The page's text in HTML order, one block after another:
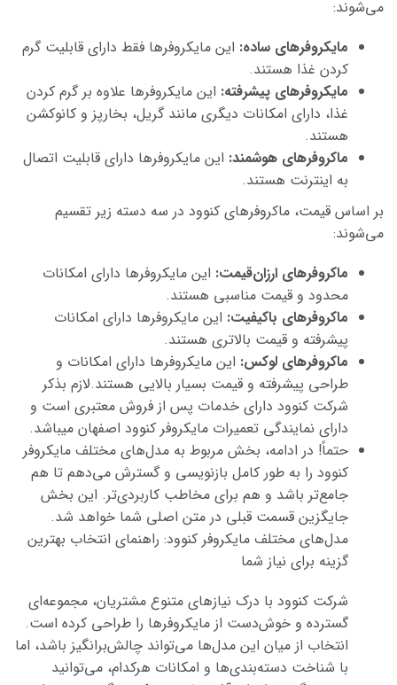
می‌شوند:
مایکروفرهای ساده: این مایکروفرها فقط دارای قابلیت گرم
کردن غذا هستند.
مایکروفرهای پیشرفته: این مایکروفرها علاوه بر گرم کردن
غذا، دارای امکانات دیگری مانند گریل، بخارپز و کانوکشن
هستند.
ماکروفرهای هوشمند: این مایکروفرها دارای قابلیت اتصال
به اینترنت هستند.
بر اساس قیمت، ماکروفرهای کنوود در سه دسته زیر تقسیم
می‌شوند:
ماکروفرهای ارزان‌قیمت: این مایکروفرها دارای امکانات
محدود و قیمت مناسبی هستند.
ماکروفرهای باکیفیت: این مایکروفرها دارای امکانات
پیشرفته و قیمت بالاتری هستند.
ماکروفرهای لوکس: این مایکروفرها دارای امکانات و
طراحی پیشرفته و قیمت بسیار بالایی هستند.لازم بذکر
شرکت کنوود دارای خدمات پس از فروش معتبری است و
دارای نمایندگی تعمیرات مایکروفر کنوود اصفهان میباشد.
حتماً! در ادامه، بخش مربوط به مدل‌های مختلف مایکروفر
کنوود را به طور کامل بازنویسی و گسترش می‌دهم تا هم
جامع‌تر باشد و هم برای مخاطب کاربردی‌تر. این بخش
جایگزین قسمت قبلی در متن اصلی شما خواهد شد.
مدل‌های مختلف مایکروفر کنوود: راهنمای انتخاب بهترین
گزینه برای نیاز شما
شرکت کنوود با درک نیازهای متنوع مشتریان، مجموعه‌ای
گسترده و خوش‌دست از مایکروفرها را طراحی کرده است.
انتخاب از میان این مدل‌ها می‌تواند چالش‌برانگیز باشد، اما
با شناخت دسته‌بندی‌ها و امکانات هرکدام، می‌توانید